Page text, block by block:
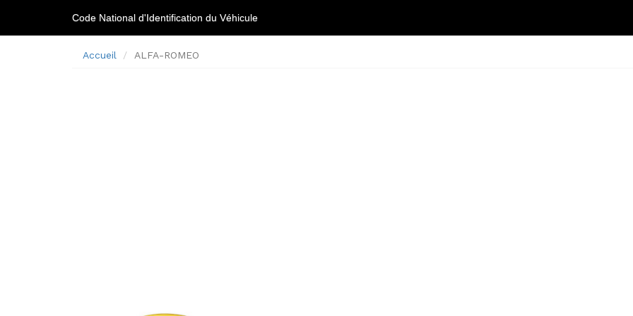
Code National d'Identification du Véhicule
Accueil ALFA-ROMEO